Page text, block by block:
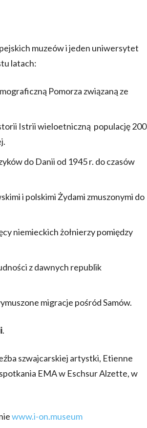
muzeów i jeden uniwersytet
latach:
Pomorza związaną ze
Istrii wieloetniczną populację 200
do Danii od 1945 r. do czasów
i polskimi Żydami zmuszonymi do
niemieckich żołnierzy pomiędzy
z dawnych republik
migracje pośród Samów.
.
szwajcarskiej artystki, Etienne
EMA w Eschsur Alzette, w
www.i-on.museum